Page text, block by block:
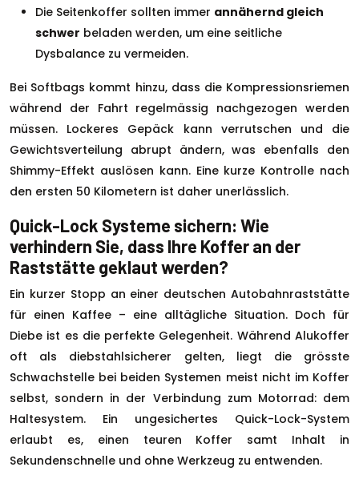
Die Seitenkoffer sollten immer annähernd gleich
schwer beladen werden, um eine seitliche
Dysbalance zu vermeiden.
Bei Softbags kommt hinzu, dass die Kompressionsriemen
während der Fahrt regelmässig nachgezogen werden
müssen. Lockeres Gepäck kann verrutschen und die
Gewichtsverteilung abrupt ändern, was ebenfalls den
Shimmy-Effekt auslösen kann. Eine kurze Kontrolle nach
den ersten 50 Kilometern ist daher unerlässlich.
Quick-Lock Systeme sichern: Wie
verhindern Sie, dass Ihre Koffer an der
Raststätte geklaut werden?
Ein kurzer Stopp an einer deutschen Autobahnraststätte
für einen Kaffee – eine alltägliche Situation. Doch für
Diebe ist es die perfekte Gelegenheit. Während Alukoffer
oft als diebstahlsicherer gelten, liegt die grösste
Schwachstelle bei beiden Systemen meist nicht im Koffer
selbst, sondern in der Verbindung zum Motorrad: dem
Haltesystem. Ein ungesichertes Quick-Lock-System
erlaubt es, einen teuren Koffer samt Inhalt in
Sekundenschnelle und ohne Werkzeug zu entwenden.